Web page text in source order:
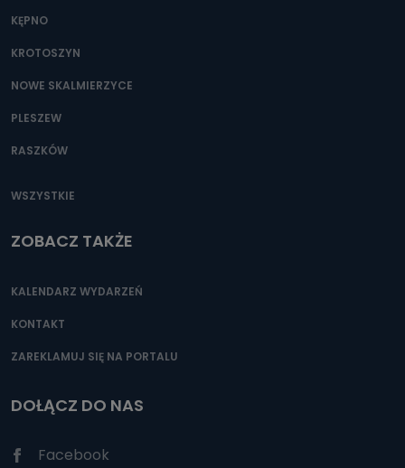
KĘPNO
KROTOSZYN
NOWE SKALMIERZYCE
PLESZEW
RASZKÓW
WSZYSTKIE
ZOBACZ TAKŻE
KALENDARZ WYDARZEŃ
KONTAKT
ZAREKLAMUJ SIĘ NA PORTALU
DOŁĄCZ DO NAS
Facebook